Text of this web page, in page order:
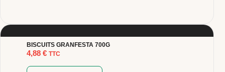
BISCUITS GRANFESTA 700G
4,88 € TTC